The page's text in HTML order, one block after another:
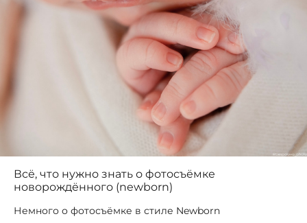
Всё, что нужно знать о фотосъёмке
новорождённого (newborn)
Немного о фотосъёмке в стиле Newborn